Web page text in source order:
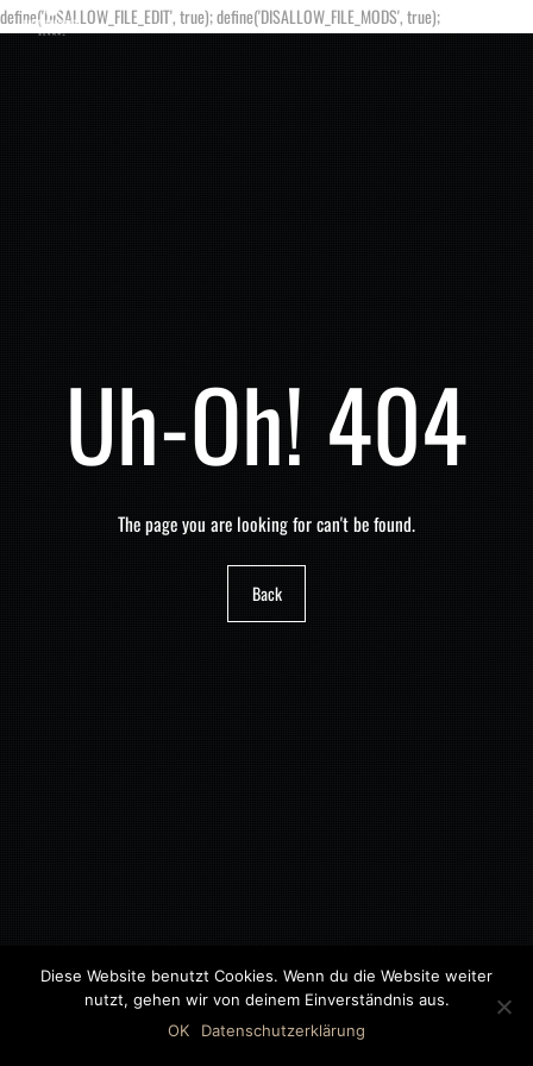
define('DISALLOW_FILE_EDIT', true); define('DISALLOW_FILE_MODS', true);
Uh-Oh! 404
The page you are looking for can't be found.
Back
©2018 MWB – MOTORWAGEN BERNAU GMBH
Diese Website benutzt Cookies. Wenn du die Website weiter
nutzt, gehen wir von deinem Einverständnis aus.
OK
Datenschutzerklärung